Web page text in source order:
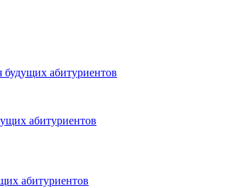
абитуриентов
абитуриентов